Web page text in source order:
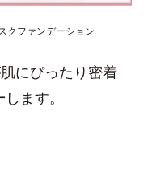
クファンデーション
にぴったり密着
します。